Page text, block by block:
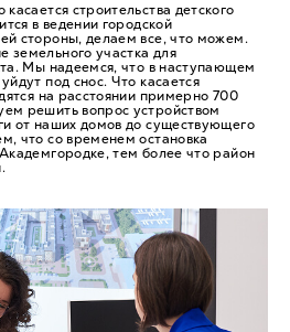
строительства детского
в ведении городской
стороны, делаем все, что можем.
земельного участка для
Мы надеемся, что в наступающем
под снос. Что касается
на расстоянии примерно 700
решить вопрос устройством
от наших домов до существующего
что со временем остановка
тем более что район